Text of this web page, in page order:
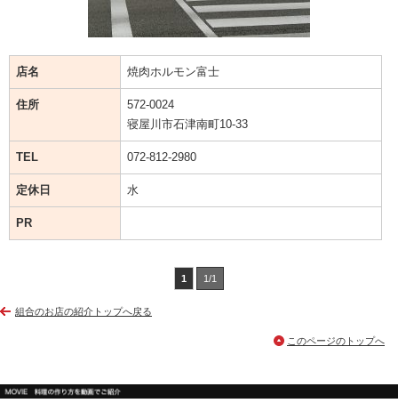
店名 焼肉ホルモン富士
住所
572-0024
寝屋川市石津南町10-33
TEL 072-812-2980
定休日 水
PR
1 1/1
組合のお店の紹介トップへ戻る
このページのトップへ